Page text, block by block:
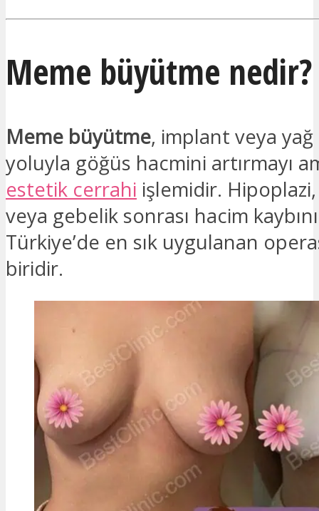
Meme büyütme nedir?
Meme büyütme, implant veya
yoluyla göğüs hacmini artırmayı
estetik cerrahi işlemidir.
veya gebelik sonrası hacim
Türkiye’de en sık uygulanan
biridir.